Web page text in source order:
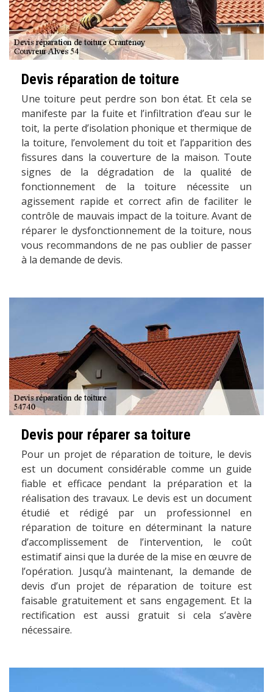
Devis réparation de toiture
Une toiture peut perdre son bon état. Et cela se
manifeste par la fuite et l’infiltration d’eau sur le
toit, la perte d’isolation phonique et thermique de
la toiture, l’envolement du toit et l’apparition des
fissures dans la couverture de la maison. Toute
signes de la dégradation de la qualité de
fonctionnement de la toiture nécessite un
agissement rapide et correct afin de faciliter le
contrôle de mauvais impact de la toiture. Avant de
réparer le dysfonctionnement de la toiture, nous
vous recommandons de ne pas oublier de passer
à la demande de devis.
Devis pour réparer sa toiture
Pour un projet de réparation de toiture, le devis
est un document considérable comme un guide
fiable et efficace pendant la préparation et la
réalisation des travaux. Le devis est un document
étudié et rédigé par un professionnel en
réparation de toiture en déterminant la nature
d’accomplissement de l’intervention, le coût
estimatif ainsi que la durée de la mise en œuvre de
l’opération. Jusqu’à maintenant, la demande de
devis d’un projet de réparation de toiture est
faisable gratuitement et sans engagement. Et la
rectification est aussi gratuit si cela s’avère
nécessaire.